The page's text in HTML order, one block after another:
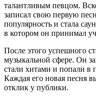
талантливым певцом.
записал свою первую
популярность и стала
в котором он принимал
После этого успешного
музыкальной сфере. Он
стали хитами и попали в
Каждая его новая песня
отклик у публики.